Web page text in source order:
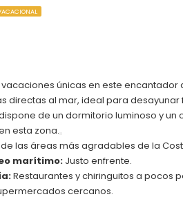
vacaciones únicas en este
directas al mar, ideal para
de un dormitorio luminoso y
esta zona.
las áreas más agradables de la
marítimo: Justo enfrente.
Restaurantes y chiringuitos a pocos
cercanos.